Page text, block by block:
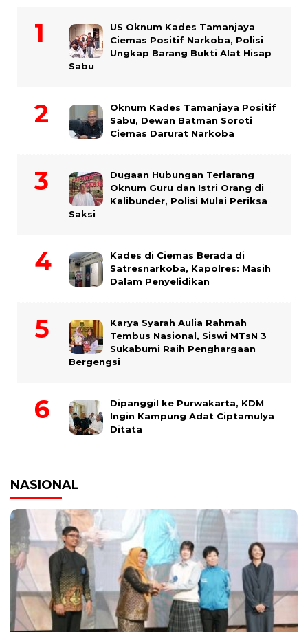
US Oknum Kades Tamanjaya
Ciemas Positif Narkoba, Polisi
Ungkap Barang Bukti Alat Hisap
Sabu
Oknum Kades Tamanjaya Positif
Sabu, Dewan Batman Soroti
Ciemas Darurat Narkoba
Dugaan Hubungan Terlarang
Oknum Guru dan Istri Orang di
Kalibunder, Polisi Mulai Periksa
Saksi
Kades di Ciemas Berada di
Satresnarkoba, Kapolres: Masih
Dalam Penyelidikan
Karya Syarah Aulia Rahmah
Tembus Nasional, Siswi MTsN 3
Sukabumi Raih Penghargaan
Bergengsi
Dipanggil ke Purwakarta, KDM
Ingin Kampung Adat Ciptamulya
Ditata
NASIONAL